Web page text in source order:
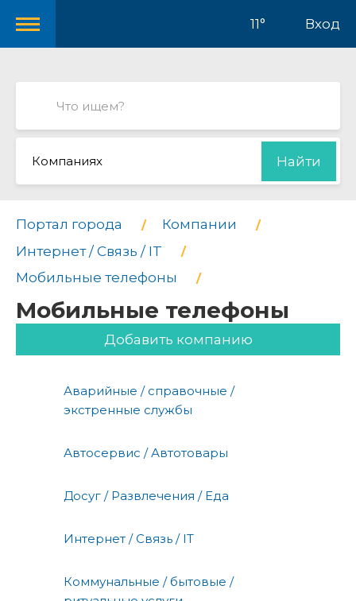
11° Вход
Компаниях Найти
Портал города
Компании
Интернет / Связь / IT
Мобильные телефоны
Мобильные телефоны
Добавить компанию
Аварийные / справочные /
экстренные службы
Автосервис / Автотовары
Досуг / Развлечения / Еда
Интернет / Связь / IT
Коммунальные / бытовые /